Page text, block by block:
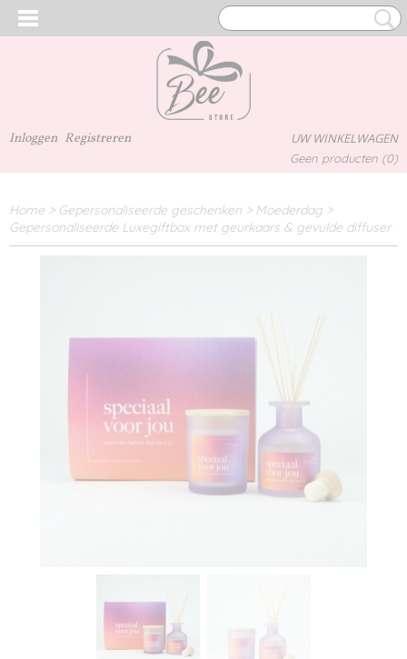
Inloggen Registreren UW WINKELWAGEN
Geen producten (0)
Home > Gepersonaliseerde geschenken > Moederdag >
Gepersonaliseerde Luxegiftbox met geurkaars & gevulde diffuser